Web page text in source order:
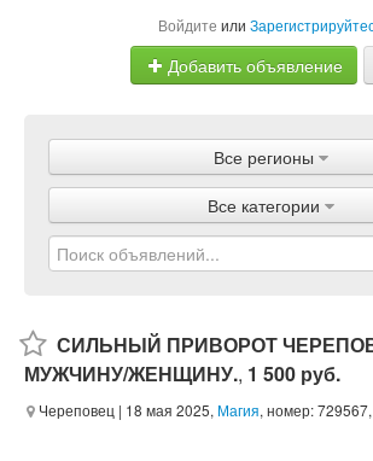
Войдите или
Добавить объявление
Объявления
Магазины
Услуги
Все регионы
Все категории
СИЛЬНЫЙ ПРИВОРОТ
МУЖЧИНУ/ЖЕНЩИНУ., 1 500 руб.
Череповец | 18 мая 2025, Магия, номер: